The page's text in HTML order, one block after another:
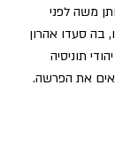
משה לפני
בה סעדו אהרון
תוניסיה
את הפרשה.